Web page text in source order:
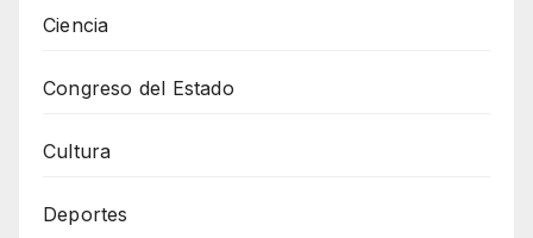
Ciencia
Congreso del Estado
Cultura
Deportes